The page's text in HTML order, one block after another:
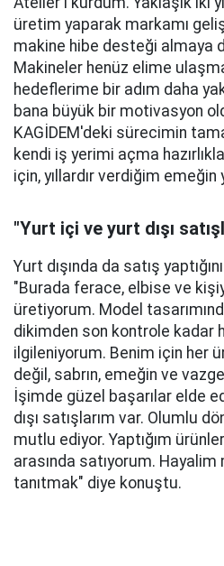
üretim yaparak markamı
makine hibe desteği almaya
Makineler henüz elime
hedeflerime bir adım daha
bana büyük bir motivasyon
KAGİDEM'deki sürecimin
kendi iş yerimi açma
için, yıllardır verdiğim emeğin
"Yurt içi ve yurt dışı
Yurt dışında da satış
"Burada ferace, elbise ve
üretiyorum. Model
dikimden son kontrole kadar
ilgileniyorum. Benim için her
değil, sabrın, emeğin ve
İşimde güzel başarılar elde
dışı satışlarım var. Olumlu
mutlu ediyor. Yaptığım
arasında satıyorum. Hayalim
tanıtmak" diye konuştu.